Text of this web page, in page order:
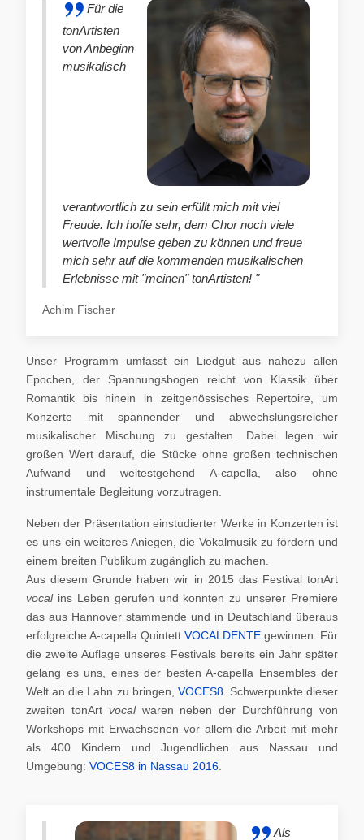
Für die
tonArtisten
von Anbeginn
musikalisch
verantwortlich zu sein erfüllt mich mit viel
Freude. Ich hoffe sehr, dem Chor noch viele
wertvolle Impulse geben zu können und freue
mich sehr auf die kommenden musikalischen
Erlebnisse mit "meinen" tonArtisten! "
Achim Fischer
Unser Programm umfasst ein Liedgut aus nahezu allen
Epochen, der Spannungsbogen reicht von Klassik über
Romantik bis hinein in zeitgenössisches Repertoire, um
Konzerte mit spannender und abwechslungsreicher
musikalischer Mischung zu gestalten. Dabei legen wir
großen Wert darauf, die Stücke ohne großen technischen
Aufwand und weitestgehend A-capella, also ohne
instrumentale Begleitung vorzutragen.
Neben der Präsentation einstudierter Werke in Konzerten ist
es uns ein weiteres Aniegen, die Vokalmusik zu fördern und
einem breiten Publikum zugänglich zu machen.
Aus diesem Grunde haben wir in 2015 das Festival tonArt
vocal ins Leben gerufen und konnten zu unserer Premiere
das aus Hannover stammende und in Deutschland überaus
erfolgreiche A-capella Quintett VOCALDENTE gewinnen. Für
die zweite Auflage unseres Festivals bereits ein Jahr später
gelang es uns, eines der besten A-capella Ensembles der
Welt an die Lahn zu bringen, VOCES8. Schwerpunkte dieser
zweiten tonArt vocalwaren neben der Durchführung von
Workshops mit Erwachsenen vor allem die Arbeit mit mehr
als 400 Kindern und Jugendlichen aus Nassau und
Umgebung: VOCES8 in Nassau 2016
Als